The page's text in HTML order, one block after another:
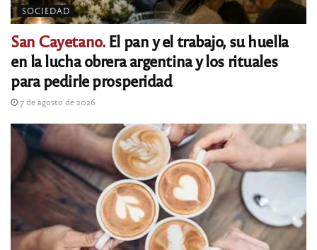
SOCIEDAD
San Cayetano.El pan y el trabajo, su huella
en la lucha obrera argentina y los rituales
para pedirle prosperidad
7 de agosto de 2026